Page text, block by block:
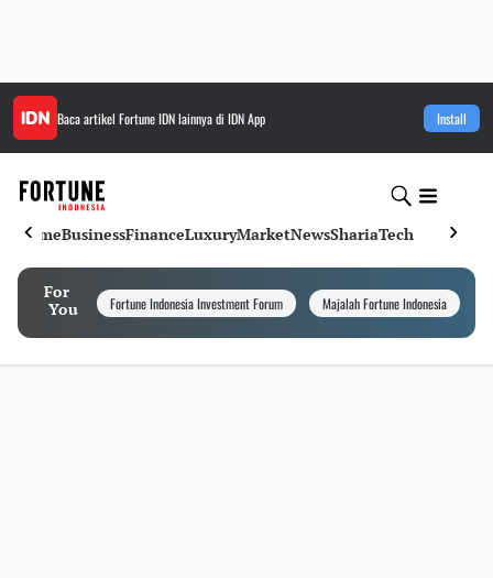
Baca artikel Fortune IDNlainnya di IDN App Install
HomeBusinessFinanceLuxuryMarketNewsShariaTech
For
You
Fortune Indonesia Investment Forum Majalah Fortune Indonesia